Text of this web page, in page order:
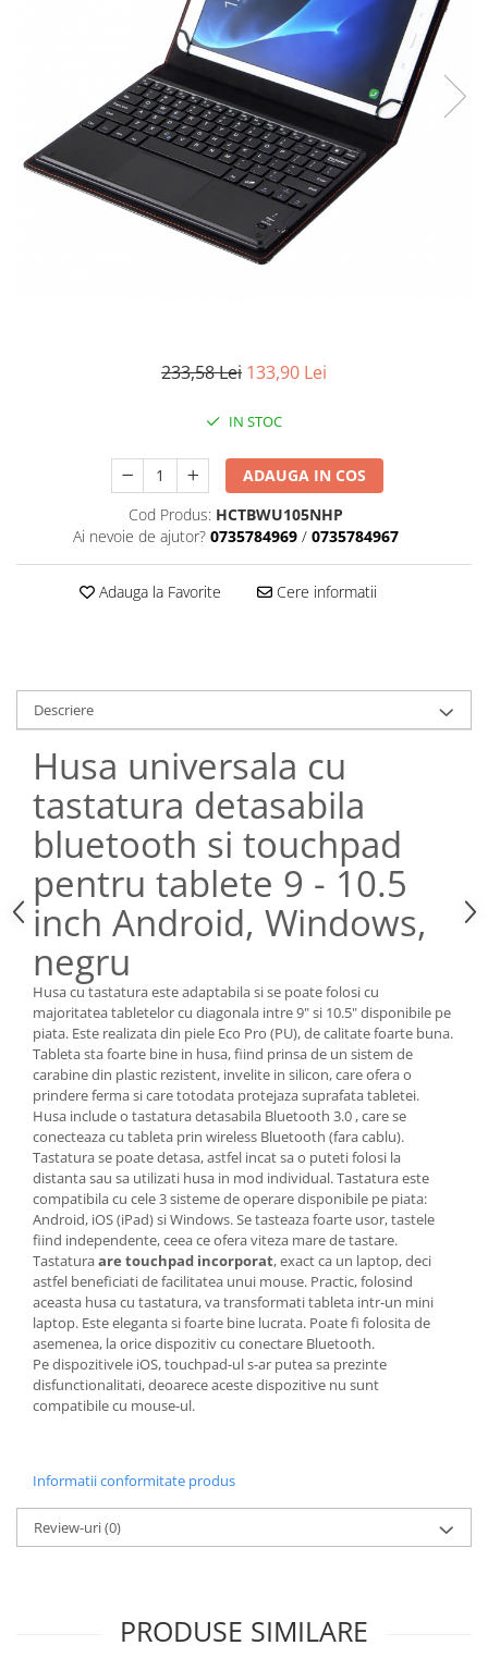
233,58 Lei 133,90 Lei
IN STOC
ADAUGA IN COS
Cod Produs: HCTBWU105NHP
Ai nevoie de ajutor? 0735784969 / 0735784967
Adauga la Favorite Cere informatii
Descriere
Husa universala cu
tastatura detasabila
bluetooth si touchpad
pentru tablete 9 - 10.5
inch Android, Windows,
negru
Husa cu tastatura este adaptabila si se poate folosi cu
majoritatea tabletelor cu diagonala intre 9" si 10.5" disponibile pe
piata. Este realizata din piele Eco Pro (PU), de calitate foarte buna.
Tableta sta foarte bine in husa, fiind prinsa de un sistem de
carabine din plastic rezistent, invelite in silicon, care ofera o
prindere ferma si care totodata protejaza suprafata tabletei.
Husa include o tastatura detasabila Bluetooth 3.0 , care se
conecteaza cu tableta prin wireless Bluetooth (fara cablu).
Tastatura se poate detasa, astfel incat sa o puteti folosi la
distanta sau sa utilizati husa in mod individual. Tastatura este
compatibila cu cele 3 sisteme de operare disponibile pe piata:
Android, iOS (iPad) si Windows. Se tasteaza foarte usor, tastele
fiind independente, ceea ce ofera viteza mare de tastare.
Tastaturaare touchpad incorporat, exact ca un laptop, deci
astfel beneficiati de facilitatea unui mouse. Practic, folosind
aceasta husa cu tastatura, va transformati tableta intr-un mini
laptop. Este eleganta si foarte bine lucrata. Poate fi folosita de
asemenea, la orice dispozitiv cu conectare Bluetooth.
Pe dispozitivele iOS, touchpad-ul s-ar putea sa prezinte
disfunctionalitati, deoarece aceste dispozitive nu sunt
compatibile cu mouse-ul.
Informatii conformitate produs
Review-uri(0)
PRODUSE SIMILARE